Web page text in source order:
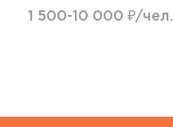
1 500-10 000 ₽/чел.